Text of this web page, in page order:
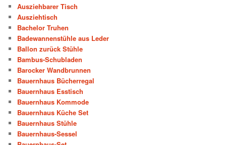
Ausziehbarer Tisch
Ausziehtisch
Bachelor Truhen
Badewannenstühle aus Leder
Ballon zurück Stühle
Bambus-Schubladen
Barocker Wandbrunnen
Bauernhaus Bücherregal
Bauernhaus Esstisch
Bauernhaus Kommode
Bauernhaus Küche Set
Bauernhaus Stühle
Bauernhaus-Sessel